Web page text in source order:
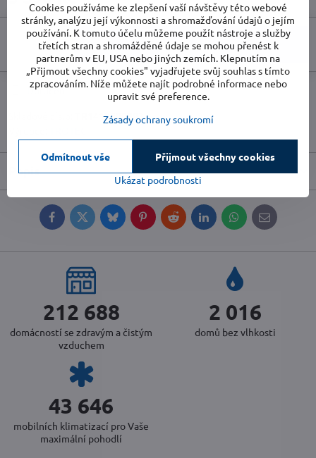
Do košíku
Doručení
TR1410000003
Popis
FacebookTwitterBlueskyPinterestRedditLinkedInWhatsApp
E-
mail
230 412
domácností se zdravým a čistým
vzduchem
2 184
domů bez vlhkosti
47 414
mobilních klimatizací pro Vaše
maximální pohodlí
Cookies používáme ke zlepšení vaší návštěvy této webové
stránky, analýzu její výkonnosti a shromažďování údajů o jejím
používání. K tomuto účelu můžeme použít nástroje a služby
třetích stran a shromážděné údaje se mohou přenést k
partnerům v EU, USA nebo jiných zemích. Klepnutím na
„Přijmout všechny cookies" vyjadřujete svůj souhlas s tímto
zpracováním. Níže můžete najít podrobné informace nebo
upravit své preference.
Zásady ochrany soukromí
Ukázat podrobnosti
Přijmout všechny cookies
Odmítnout vše